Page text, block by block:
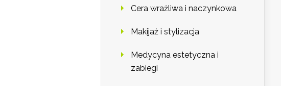
Cera wrażliwa i naczynkowa
Makijaż i stylizacja
Medycyna estetyczna i
zabiegi